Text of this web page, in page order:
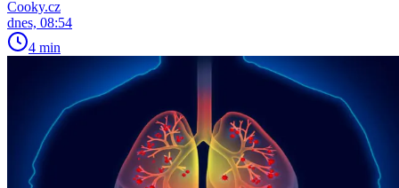
Cooky.cz
dnes, 08:54
4 min